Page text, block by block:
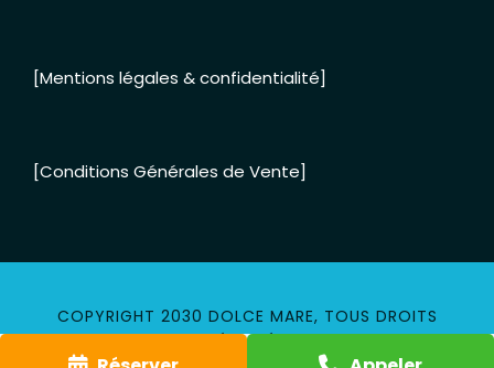
[Mentions légales & confidentialité]
[Conditions Générales de Vente]
COPYRIGHT 2030 DOLCE MARE, TOUS DROITS
RÉSERVÉS